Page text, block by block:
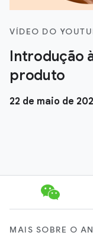
VÍDEO DO
Introdução
produto
22 de maio de
MAIS SOBRE O